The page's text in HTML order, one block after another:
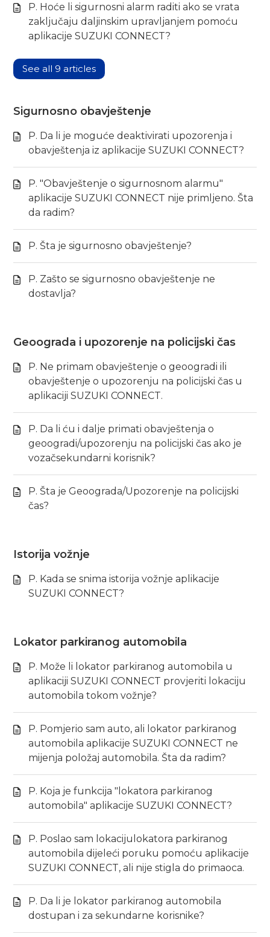
P. Hoće li sigurnosni alarm raditi ako se vrata
zaključaju daljinskim upravljanjem pomoću
aplikacije SUZUKI CONNECT?
See all 9 articles
Sigurnosno obavještenje
P. Da li je moguće deaktivirati upozorenja i
obavještenja iz aplikacije SUZUKI CONNECT?
P. "Obavještenje o sigurnosnom alarmu"
aplikacije SUZUKI CONNECT nije primljeno. Šta
da radim?
P. Šta je sigurnosno obavještenje?
P. Zašto se sigurnosno obavještenje ne
dostavlja?
Geoograda i upozorenje na policijski čas
P. Ne primam obavještenje o geoogradi ili
obavještenje o upozorenju na policijski čas u
aplikaciji SUZUKI CONNECT.
P. Da li ću i dalje primati obavještenja o
geoogradi/upozorenju na policijski čas ako je
vozačsekundarni korisnik?
P. Šta je Geoograda/Upozorenje na policijski
čas?
Istorija vožnje
P. Kada se snima istorija vožnje aplikacije
SUZUKI CONNECT?
Lokator parkiranog automobila
P. Može li lokator parkiranog automobila u
aplikaciji SUZUKI CONNECT provjeriti lokaciju
automobila tokom vožnje?
P. Pomjerio sam auto, ali lokator parkiranog
automobila aplikacije SUZUKI CONNECT ne
mijenja položaj automobila. Šta da radim?
P. Koja je funkcija "lokatora parkiranog
automobila" aplikacije SUZUKI CONNECT?
P. Poslao sam lokacijulokatora parkiranog
automobila dijeleći poruku pomoću aplikacije
SUZUKI CONNECT, ali nije stigla do primaoca.
P. Da li je lokator parkiranog automobila
dostupan i za sekundarne korisnike?